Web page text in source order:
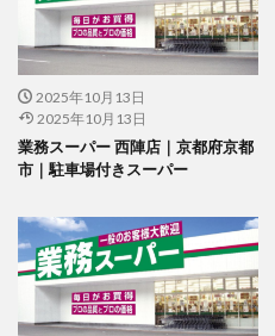
2025年10月13日
2025年10月13日
業務スーパー 西陣店｜京都府京都
市｜駐車場付きスーパー